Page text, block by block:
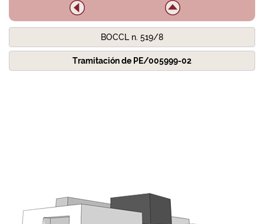
BOCCL n. 519/8
Tramitación de PE/005999-02